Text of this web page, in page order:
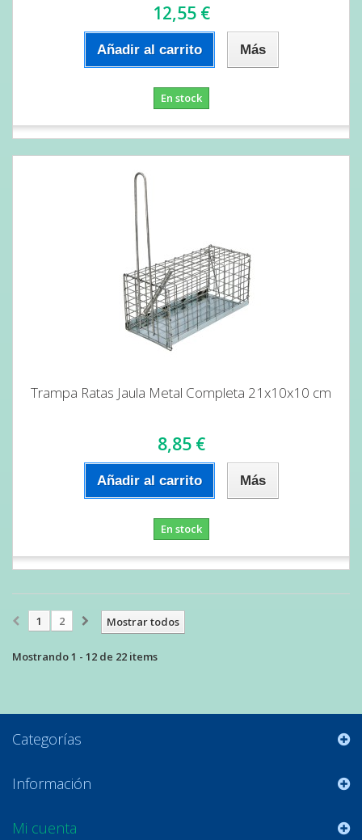
12,55 €
Añadir al carrito Más
En stock
Trampa Ratas Jaula Metal Completa 21x10x10 cm
8,85 €
Añadir al carrito Más
En stock
Mostrar todos
1 2
Mostrando 1 - 12 de 22 items
Categorías
Información
Mi cuenta